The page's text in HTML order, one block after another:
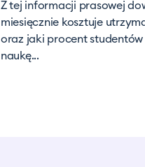
Z tej informacji prasowej
miesięcznie kosztuje
oraz jaki procent studentów
naukę...